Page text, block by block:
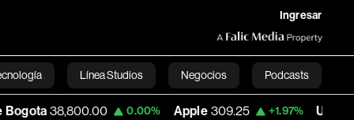
Ingresar
Línea Studios Negocios Podcasts
English0.00% Apple 309.25 +1.97% USD COP